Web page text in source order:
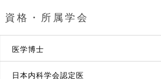
資格・所属学会
医学博士
日本内科学会認定医